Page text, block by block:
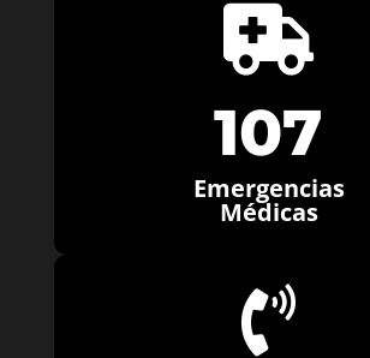

107
Emergencias
Médicas
